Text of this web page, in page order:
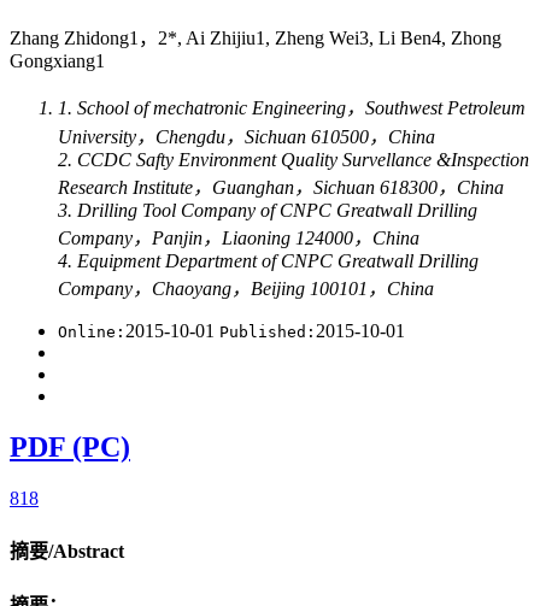
Zhang Zhidong1，2*, Ai Zhijiu1, Zheng Wei3, Li Ben4, Zhong
Gongxiang1
1. School of mechatronic Engineering，Southwest Petroleum
University，Chengdu，Sichuan 610500，China
2. CCDC Safty Environment Quality Survellance &Inspection
Research Institute，Guanghan，Sichuan 618300，China
3. Drilling Tool Company of CNPC Greatwall Drilling
Company，Panjin，Liaoning 124000，China
4. Equipment Department of CNPC Greatwall Drilling
Company，Chaoyang，Beijing 100101，China
Online: 2015-10-01 Published: 2015-10-01
PDF (PC)
818
摘要/Abstract